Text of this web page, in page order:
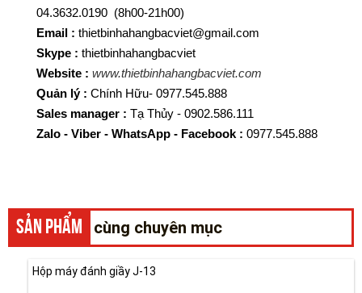
04.3632.0190 (8h00-21h00)
Email : thietbinhahangbacviet@gmail.com
Skype : thietbinhahangbacviet
Website : www.thietbinhahangbacviet.com
Quản lý : Chính Hữu- 0977.545.888
Sales manager : Tạ Thủy - 0902.586.111
Zalo - Viber - WhatsApp - Facebook : 0977.545.888
SẢN PHẨM cùng chuyên mục
Hộp máy đánh giầy J-13